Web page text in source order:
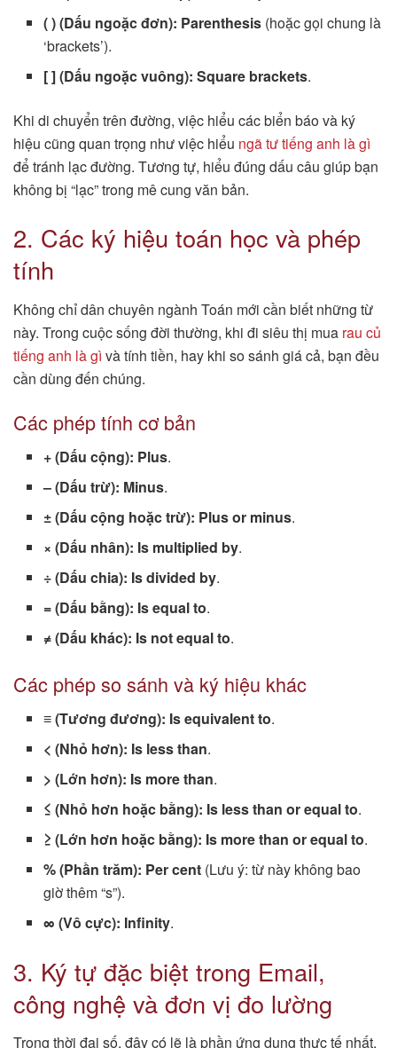
( ) (Dấu ngoặc đơn): Parenthesis (hoặc gọi chung là
‘brackets’).
[ ] (Dấu ngoặc vuông): Square brackets.
Khi di chuyển trên đường, việc hiểu các biển báo và ký
hiệu cũng quan trọng như việc hiểu ngã tư tiếng anh là gì
để tránh lạc đường. Tương tự, hiểu đúng dấu câu giúp bạn
không bị “lạc” trong mê cung văn bản.
2. Các ký hiệu toán học và phép
tính
Không chỉ dân chuyên ngành Toán mới cần biết những từ
này. Trong cuộc sống đời thường, khi đi siêu thị mua rau củ
tiếng anh là gì và tính tiền, hay khi so sánh giá cả, bạn đều
cần dùng đến chúng.
Các phép tính cơ bản
+ (Dấu cộng): Plus.
– (Dấu trừ): Minus.
± (Dấu cộng hoặc trừ): Plus or minus.
× (Dấu nhân): Is multiplied by.
÷ (Dấu chia): Is divided by.
= (Dấu bằng): Is equal to.
≠ (Dấu khác): Is not equal to.
Các phép so sánh và ký hiệu khác
≡ (Tương đương): Is equivalent to.
< (Nhỏ hơn): Is less than.
> (Lớn hơn): Is more than.
≤ (Nhỏ hơn hoặc bằng): Is less than or equal to.
≥ (Lớn hơn hoặc bằng): Is more than or equal to.
% (Phần trăm): Per cent (Lưu ý: từ này không bao
giờ thêm “s”).
∞ (Vô cực): Infinity.
3. Ký tự đặc biệt trong Email,
công nghệ và đơn vị đo lường
Trong thời đại số, đây có lẽ là phần ứng dụng thực tế nhất.